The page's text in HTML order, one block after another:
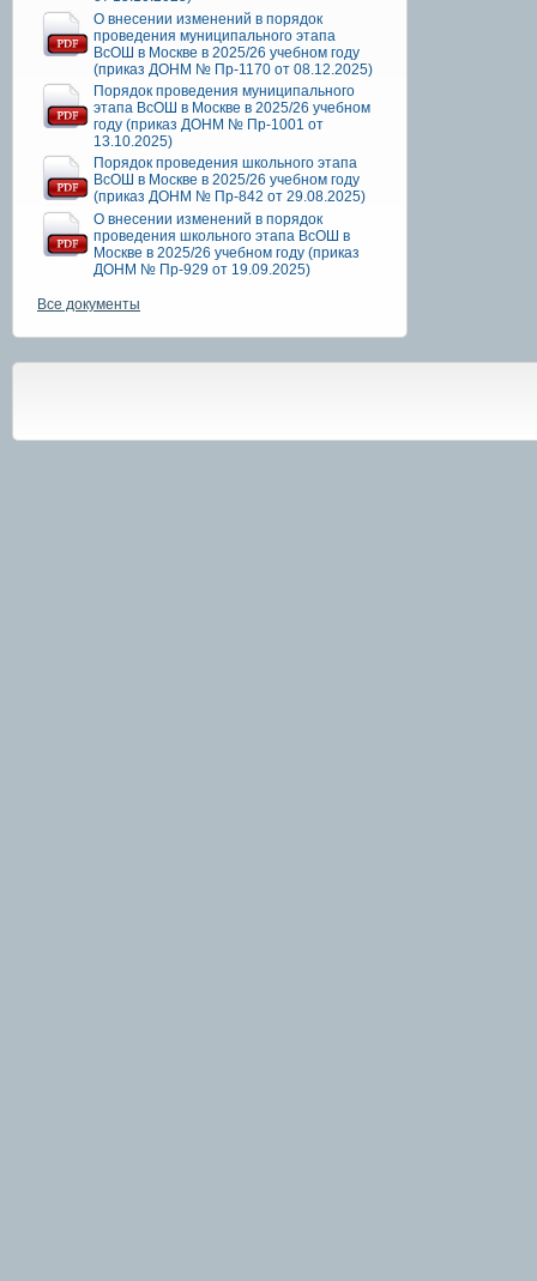
О внесении изменений в порядок
проведения муниципального этапа
ВсОШ в Москве в 2025/26 учебном году
(приказ ДОНМ № Пр-1170 от 08.12.2025)
Порядок проведения муниципального
этапа ВсОШ в Москве в 2025/26 учебном
году (приказ ДОНМ № Пр-1001 от
13.10.2025)
Порядок проведения школьного этапа
ВсОШ в Москве в 2025/26 учебном году
(приказ ДОНМ № Пр-842 от 29.08.2025)
О внесении изменений в порядок
проведения школьного этапа ВсОШ в
Москве в 2025/26 учебном году (приказ
ДОНМ № Пр-929 от 19.09.2025)
Все документы